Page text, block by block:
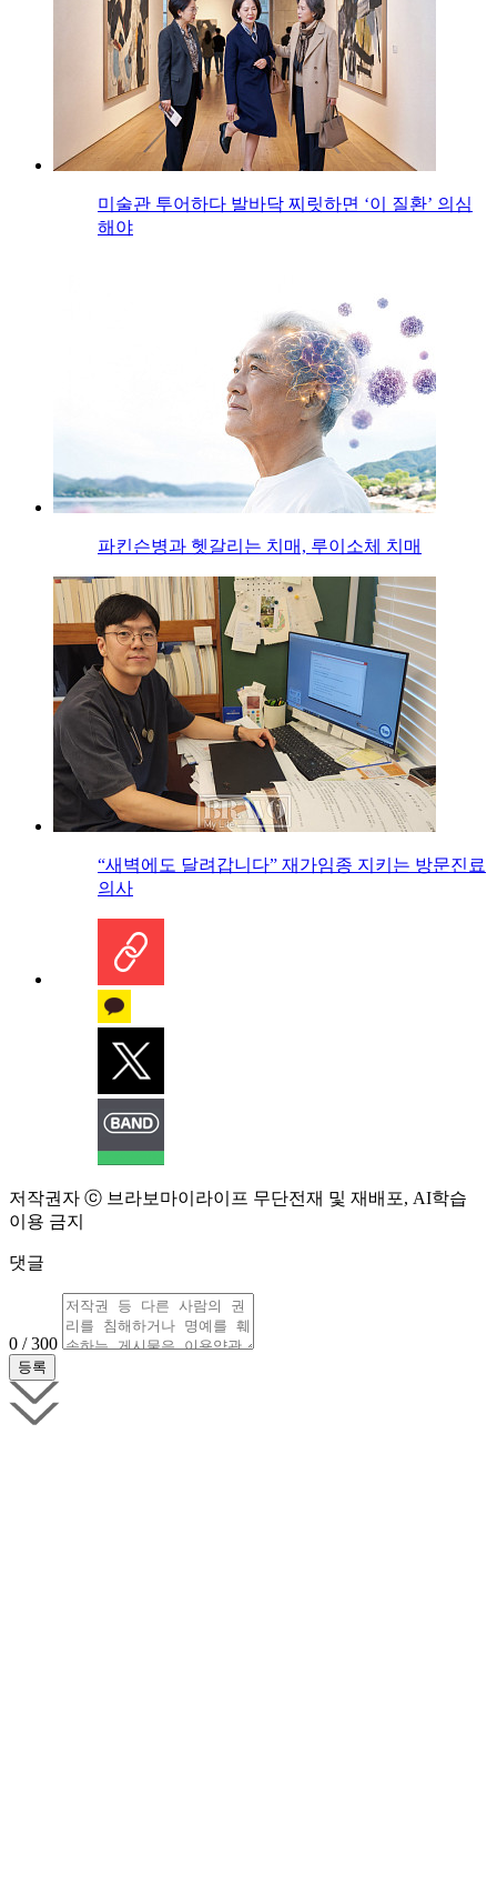
미술관 투어하다 발바닥 찌릿하면 ‘이 질환’ 의심
해야
파킨슨병과 헷갈리는 치매, 루이소체 치매
“새벽에도 달려갑니다” 재가임종 지키는 방문진료
의사
저작권자 ⓒ 브라보마이라이프 무단전재 및 재배포, AI학습
이용 금지
댓글
0 / 300